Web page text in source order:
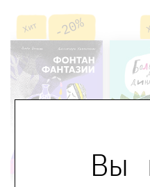
Вы
Хит -20%